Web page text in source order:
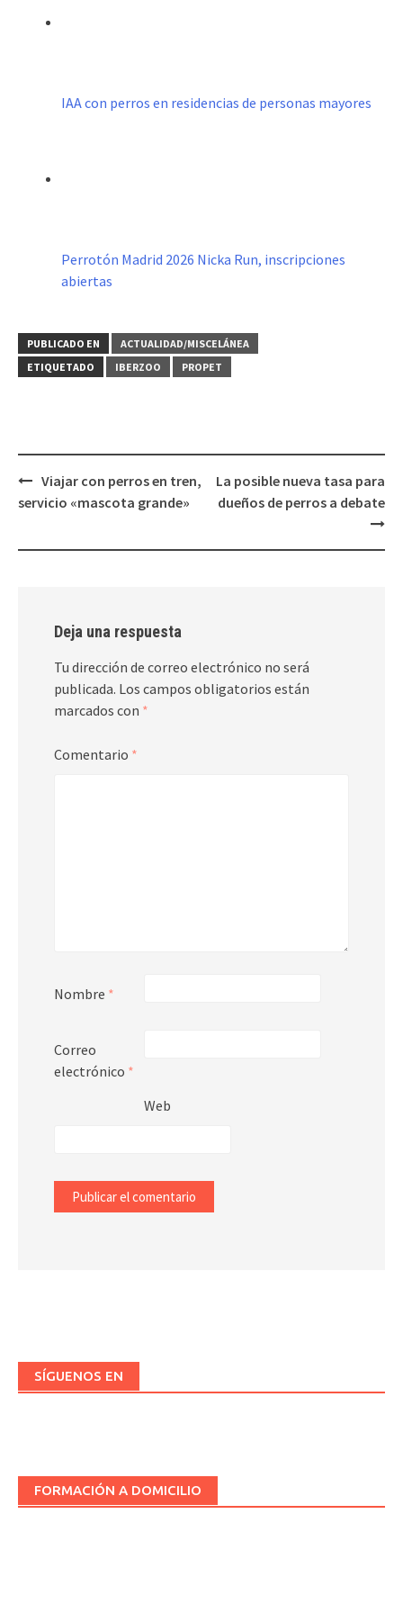
IAA con perros en residencias de personas mayores
Perrotón Madrid 2026 Nicka Run, inscripciones
abiertas
PUBLICADO EN
ACTUALIDAD/MISCELÁNEA
ETIQUETADO
IBERZOO PROPET
Navegación
de
Viajar con perros en tren,
servicio «mascota grande»
La posible nueva tasa para
dueños de perros a debate
Deja una respuesta
Tu dirección de correo electrónico no será
publicada. Los campos obligatorios están
marcados con *
Comentario *
Nombre *
Correo
electrónico *
Web
SÍGUENOS EN
FORMACIÓN A DOMICILIO